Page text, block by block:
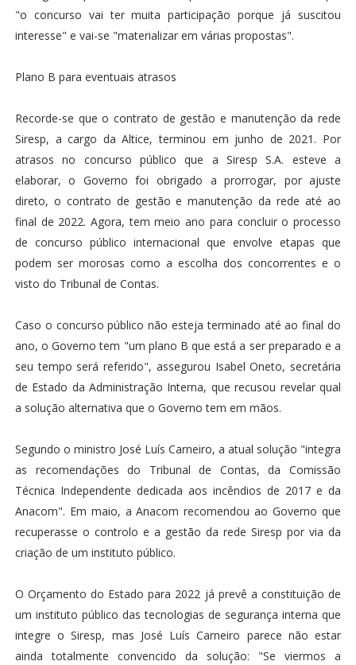
"o concurso vai ter muita participação porque já suscitou
interesse" e vai-se "materializar em várias propostas".
Plano B para eventuais atrasos
Recorde-se que o contrato de gestão e manutenção da rede
Siresp, a cargo da Altice, terminou em junho de 2021. Por
atrasos no concurso público que a Siresp S.A. esteve a
elaborar, o Governo foi obrigado a prorrogar, por ajuste
direto, o contrato de gestão e manutenção da rede até ao
final de 2022. Agora, tem meio ano para concluir o processo
de concurso público internacional que envolve etapas que
podem ser morosas como a escolha dos concorrentes e o
visto do Tribunal de Contas.
Caso o concurso público não esteja terminado até ao final do
ano, o Governo tem "um plano B que está a ser preparado e a
seu tempo será referido", assegurou Isabel Oneto, secretária
de Estado da Administração Interna, que recusou revelar qual
a solução alternativa que o Governo tem em mãos.
Segundo o ministro José Luís Carneiro, a atual solução "integra
as recomendações do Tribunal de Contas, da Comissão
Técnica Independente dedicada aos incêndios de 2017 e da
Anacom". Em maio, a Anacom recomendou ao Governo que
recuperasse o controlo e a gestão da rede Siresp por via da
criação de um instituto público.
O Orçamento do Estado para 2022 já prevê a constituição de
um instituto público das tecnologias de segurança interna que
integre o Siresp, mas José Luís Carneiro parece não estar
ainda totalmente convencido da solução: "Se viermos a